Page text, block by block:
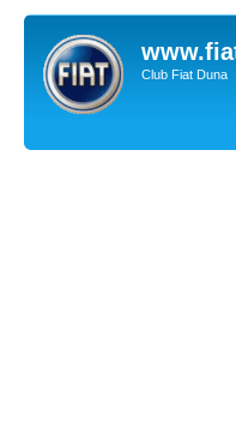
Club Fiat Duna